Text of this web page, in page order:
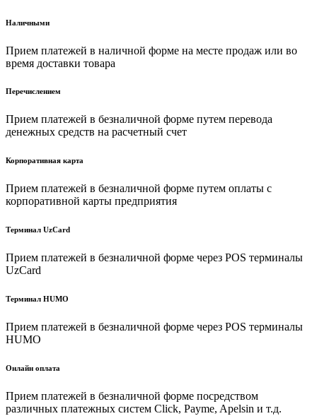
Наличными
Прием платежей в наличной форме на месте продаж или во
время доставки товара
Перечислением
Прием платежей в безналичной форме путем перевода
денежных средств на расчетный счет
Корпоративная карта
Прием платежей в безналичной форме путем оплаты с
корпоративной карты предприятия
Терминал UzCard
Прием платежей в безналичной форме через POS терминалы
UzCard
Терминал HUMO
Прием платежей в безналичной форме через POS терминалы
HUMO
Онлайн оплата
Прием платежей в безналичной форме посредством
различных платежных систем Click, Payme, Apelsin и т.д.